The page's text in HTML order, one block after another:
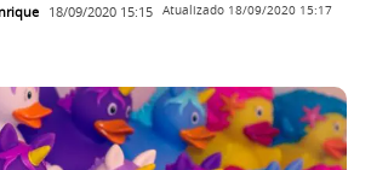
18/09/2020 15:15 Atualizado 18/09/2020 15:17